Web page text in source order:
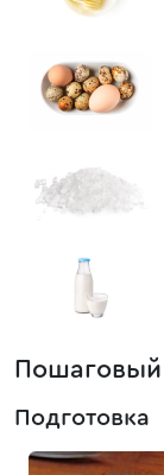
Пошаговый
Подготовка